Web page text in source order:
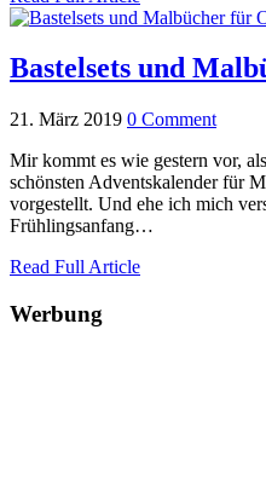
Bastelsets und
21. März 2019 0 Comment
Mir kommt es wie gestern vor,
schönsten Adventskalender für
vorgestellt. Und ehe ich mich
Frühlingsanfang…
Read Full Article
Werbung